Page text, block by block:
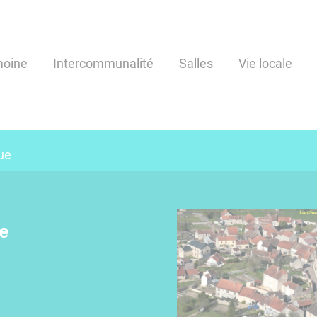
Intercommunalité Salles Vie locale